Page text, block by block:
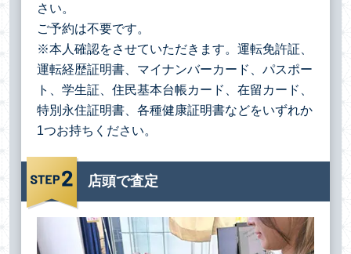
さい。
ご予約は不要です。
※本人確認をさせていただきます。運転免許証、
運転経歴証明書、マイナンバーカード、パスポー
ト、学生証、住民基本台帳カード、在留カード、
特別永住証明書、各種健康証明書などをいずれか
1つお持ちください。
店頭で査定